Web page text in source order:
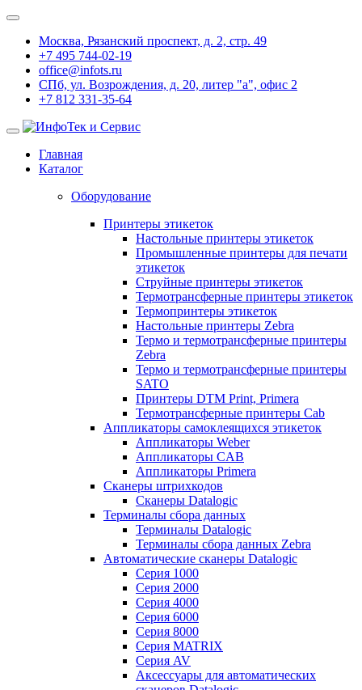
Москва, Рязанский проспект, д. 2, стр. 49
+7 495 744-02-19
office@infots.ru
СПб, ул. Возрождения, д. 20, литер "a", офис 2
+7 812 331-35-64
Главная
Каталог
Оборудование
Принтеры этикеток
Настольные принтеры этикеток
Промышленные принтеры для печати
этикеток
Струйные принтеры этикеток
Термотрансферные принтеры этикеток
Термопринтеры этикеток
Настольные принтеры Zebra
Термо и термотрансферные принтеры
Zebra
Термо и термотрансферные принтеры
SATO
Принтеры DTM Print, Primera
Термотрансферные принтеры Cab
Аппликаторы самоклеящихся этикеток
Аппликаторы Weber
Аппликаторы CAB
Аппликаторы Primera
Сканеры штрихкодов
Сканеры Datalogic
Терминалы сбора данных
Терминалы Datalogic
Терминалы сбора данных Zebra
Автоматические сканеры Datalogic
Серия 1000
Серия 2000
Серия 4000
Серия 6000
Серия 8000
Серия MATRIX
Серия AV
Аксессуары для автоматических